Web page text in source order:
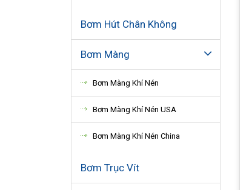
Bơm Hút Chân Không
Bơm Màng
Bơm Màng Khí Nén
Bơm Màng Khí Nén USA
Bơm Màng Khí Nén China
Bơm Trục Vít